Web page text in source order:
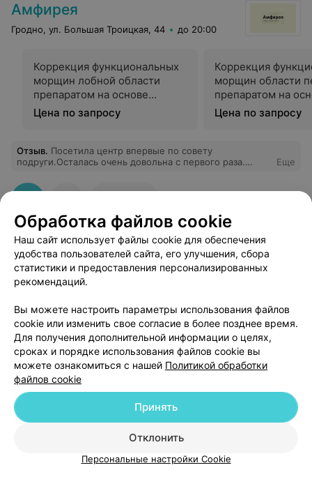
Амфирея
Гродно, ул. Большая Троицкая, 44 до 20:00
Коррекция функциональных
морщин лобной области
препаратом на основе
ботулотоксина*
Цена по запросу
Коррекция
морщин области
препаратом на
ботулотоксина
Цена по запросу
Отзыв. Посетила центр впервые по совету
подруги.Осталась очень довольна с первого раза.
люди.У кого проблемы с черными точками бегом на
Еще
Добавить специалиста
О проекте Новости проекта
Размещение рекламы
Медицинский маркетинг
Публичный договор
Пользовательское соглашение
Способы оплаты
Обработка файлов cookie
Наш сайт использует файлы cookie для обеспечения
удобства пользователей сайта, его улучшения, сбора
статистики и предоставления персонализированных
рекомендаций.
Вы можете настроить параметры использования файлов
cookie или изменить свое согласие в более позднее время.
Для получения дополнительной информации о целях,
сроках и порядке использования файлов cookie вы
можете ознакомиться с нашей Политикой обработки
файлов cookie
Отклонить
Принять
Персональные настройки Cookie